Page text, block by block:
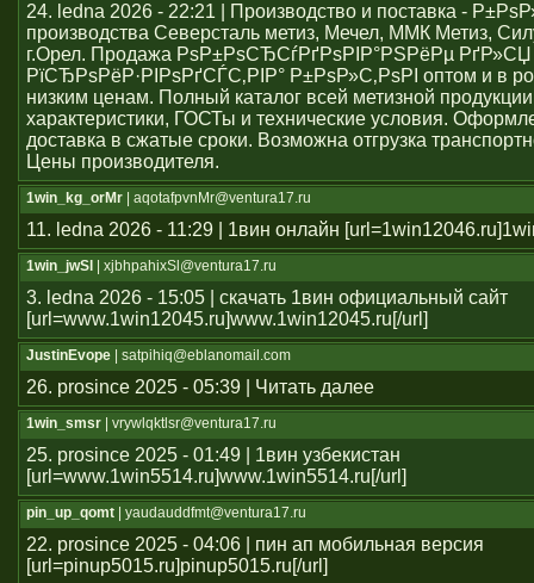
24. ledna 2026 - 22:21 | Производство и поставка -
производства Северсталь метиз, Мечел, ММК Метиз,
г.Орел. Продажа РѕР±РѕСЂСѓРґРѕРІР°РЅРёРµ РґР»СЏ
РїСЂРѕРёР·РІРѕРґСЃС‚РІР° Р±РѕР»С‚РѕРІ оптом и в
низким ценам. Полный каталог всей метизной
характеристики, ГОСТы и технические условия.
доставка в сжатые сроки. Возможна отгрузка
Цены производителя.
1win_kg_orMr | aqotafpvnMr@ventura17.ru
11. ledna 2026 - 11:29 | 1вин онлайн
1win_jwSl | xjbhpahixSl@ventura17.ru
3. ledna 2026 - 15:05 | скачать 1вин официальный сайт
[url=www.1win12045.ru]www.1win12045.ru[/url]
JustinEvope | satpihiq@eblanomail.com
26. prosince 2025 - 05:39 | Читать далее
1win_smsr | vrywlqktlsr@ventura17.ru
25. prosince 2025 - 01:49 | 1вин узбекистан
[url=www.1win5514.ru]www.1win5514.ru[/url]
pin_up_qomt | yaudauddfmt@ventura17.ru
22. prosince 2025 - 04:06 | пин ап мобильная версия
[url=pinup5015.ru]pinup5015.ru[/url]